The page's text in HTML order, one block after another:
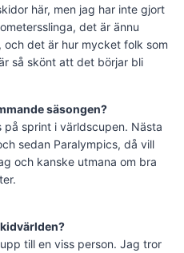
här, men jag har inte gjort
det är ännu
och det är hur mycket folk som
så skönt att det börjar bli
säsongen?
sprint i världscupen. Nästa
sedan Paralympics, då vill
och kanske utmana om bra
till en viss person. Jag tror